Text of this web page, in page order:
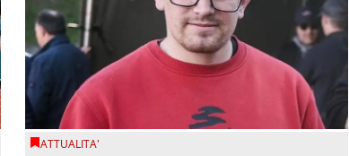
ATTUALITA'